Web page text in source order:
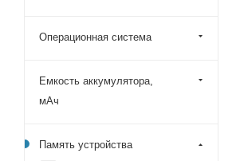
Операционная система
Емкость аккумулятора,
мАч
Память устройства